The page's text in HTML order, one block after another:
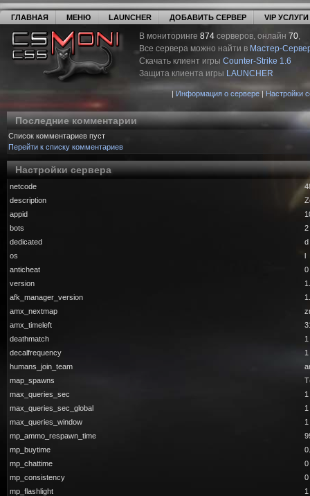
ГЛАВНАЯ МЕНЮ LAUNCHER ДОБАВИТЬ СЕРВЕР VIP УСЛУГИ
В мониторинге 874 серверов, онлайн 70,
Все сервера можно найти в Мастер-
Скачать клиент игры Counter-Strike 1.6
Защита клиента игры LAUNCHER
| Информация о сервере| Настройки
Последние комментарии
Список комментариев пуст
Перейти к списку комментариев
Настройки сервера
netcode
description
appid
bots
2
dedicated
d
os
l
anticheat
0
version
afk_manager_version
amx_nextmap
amx_timeleft
deathmatch
1
decalfrequency
1
humans_join_team
map_spawns
max_queries_sec
1
max_queries_sec_global
1
max_queries_window
1
mp_ammo_respawn_time
mp_buytime
mp_chattime
0
mp_consistency
0
mp_flashlight
1